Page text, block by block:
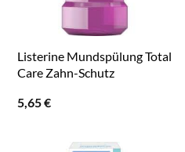
Listerine Mundspülung Total
Care Zahn-Schutz
5,65€